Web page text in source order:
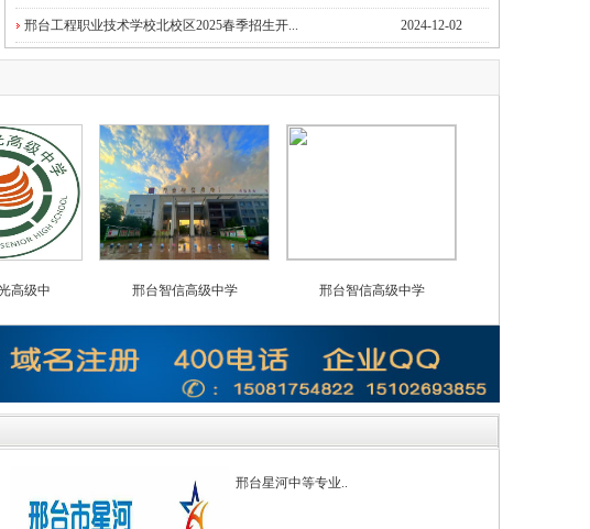
邢台工程职业技术学校北校区2025春季招生开... 2024-12-02
高级中 邢台智信高级中学 邢台智信高级中学
邢台星河中等专业..